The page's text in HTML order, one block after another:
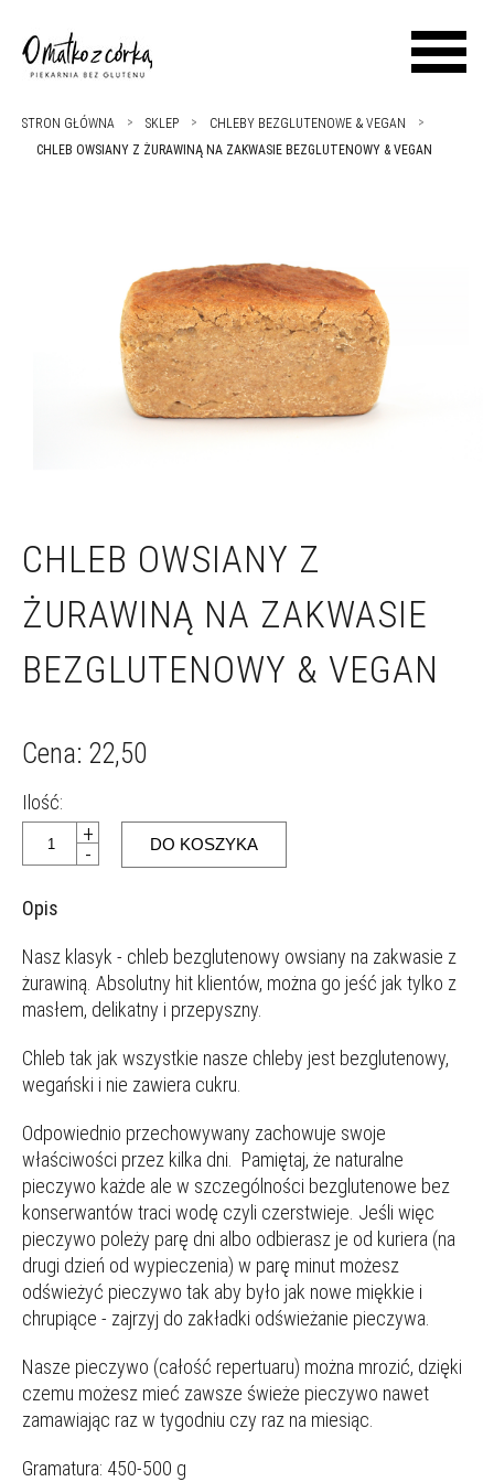
STRON GŁÓWNA SKLEP
CHLEBY BEZGLUTENOWE & VEGAN
CHLEB OWSIANY Z ŻURAWINĄ NA ZAKWASIE BEZGLUTENOWY & VEGAN
CHLEB OWSIANY Z
ŻURAWINĄ NA ZAKWASIE
BEZGLUTENOWY & VEGAN
Cena: 22,50
Ilość:
+
-
Opis
Nasz klasyk - chleb bezglutenowy owsiany na zakwasie z
żurawiną. Absolutny hit klientów, można go jeść jak tylko z
masłem, delikatny i przepyszny.
Chleb tak jak wszystkie nasze chleby jest bezglutenowy,
wegański i nie zawiera cukru.
Odpowiednio przechowywany zachowuje swoje
właściwości przez kilka dni. Pamiętaj, że naturalne
pieczywo każde ale w szczególności bezglutenowe bez
konserwantów traci wodę czyli czerstwieje. Jeśli więc
pieczywo poleży parę dni albo odbierasz je od kuriera (na
drugi dzień od wypieczenia) w parę minut możesz
odświeżyć pieczywo tak aby było jak nowe miękkie i
chrupiące - zajrzyj do zakładki odświeżanie pieczywa.
Nasze pieczywo (całość repertuaru) można mrozić, dzięki
czemu możesz mieć zawsze świeże pieczywo nawet
zamawiając raz w tygodniu czy raz na miesiąc.
Gramatura: 450-500 g